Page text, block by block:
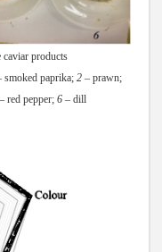
caviar products
smoked paprika; 2 – prawn;
– red pepper; 6 – dill